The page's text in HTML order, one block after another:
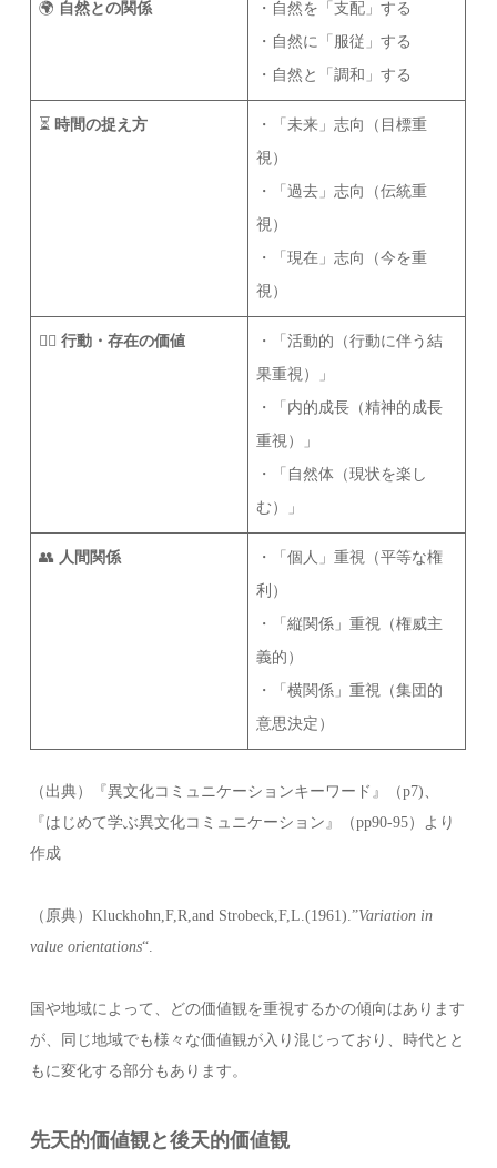
🌍 自然との関係
・自然を「支配」する
・自然に「服従」する
・自然と「調和」する
⏳ 時間の捉え方
・「未来」志向（目標重
視）
・「過去」志向（伝統重
視）
・「現在」志向（今を重
視）
🏃‍♂️行動・存在の価値
・「活動的（行動に伴う結
果重視）」
・「内的成長（精神的成長
重視）」
・「自然体（現状を楽し
む）」
👥 人間関係
・「個人」重視（平等な権
利）
・「縦関係」重視（権威主
義的）
・「横関係」重視（集団的
意思決定）
（出典）『異文化コミュニケーションキーワード』（p7)、
『はじめて学ぶ異文化コミュニケーション』（pp90-95）より
作成
（原典）Kluckhohn,F,R,and Strobeck,F,L.(1961).”Variation in
value orientations“.
国や地域によって、どの価値観を重視するかの傾向はあります
が、同じ地域でも様々な価値観が入り混じっており、時代とと
もに変化する部分もあります。
先天的価値観と後天的価値観